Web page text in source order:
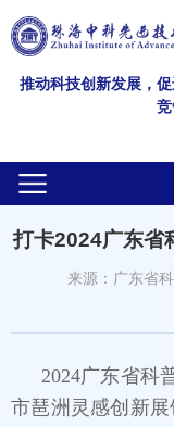
推动科技创新发展，
打卡2024广东省
来源：广东省
2024广东省科
市琶洲灵感创新